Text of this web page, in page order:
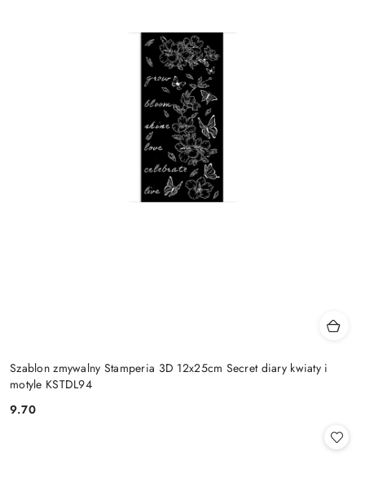
Szablon zmywalny Stamperia 3D 12x25cm Secret diary kwiaty i
motyle KSTDL94
Cena:
9.70